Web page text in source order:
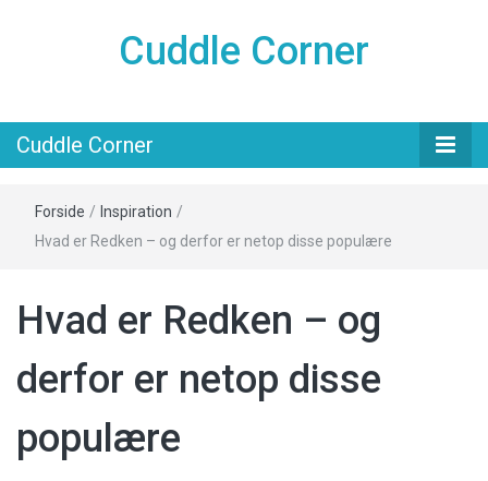
Cuddle Corner
Cuddle Corner
Forside / Inspiration /
Hvad er Redken – og derfor er netop disse populære
Hvad er Redken – og
derfor er netop disse
populære